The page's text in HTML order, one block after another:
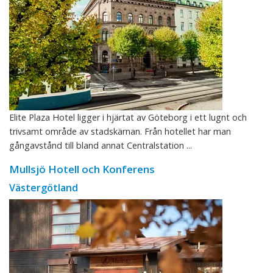
Elite Plaza Hotel ligger i hjärtat av Göteborg i ett lugnt och
trivsamt område av stadskärnan. Från hotellet har man
gångavstånd till bland annat Centralstation ...
Mullsjö Hotell och Konferens
Västergötland